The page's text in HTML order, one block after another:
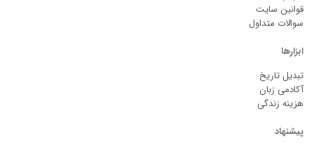
قوانین سایت
سوالات متداول
ابزارها
تبدیل تاریخ
آکادمی زبان
هزینه زندگی
پیشنهاد